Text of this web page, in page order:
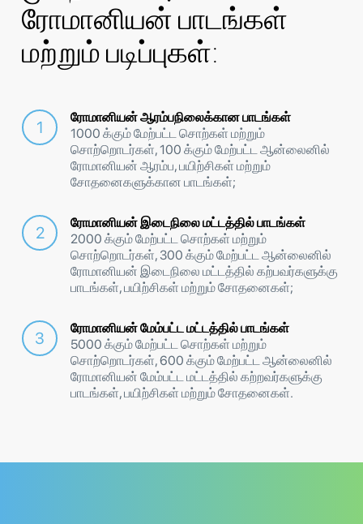
ரோமானியன் பாடங்கள்
மற்றும் படிப்புகள்:
ரோமானியன் ஆரம்பநிலைக்கான பாடங்கள்
1000 க்கும் மேற்பட்ட சொற்கள் மற்றும்
சொற்றொடர்கள், 100 க்கும் மேற்பட்ட ஆன்லைனில்
ரோமானியன் ஆரம்ப, பயிற்சிகள் மற்றும்
சோதனைகளுக்கான பாடங்கள்;
ரோமானியன் இடைநிலை மட்டத்தில் பாடங்கள்
2000 க்கும் மேற்பட்ட சொற்கள் மற்றும்
சொற்றொடர்கள், 300 க்கும் மேற்பட்ட ஆன்லைனில்
ரோமானியன் இடைநிலை மட்டத்தில் கற்பவர்களுக்கு
பாடங்கள், பயிற்சிகள் மற்றும் சோதனைகள்;
ரோமானியன் மேம்பட்ட மட்டத்தில் பாடங்கள்
5000 க்கும் மேற்பட்ட சொற்கள் மற்றும்
சொற்றொடர்கள், 600 க்கும் மேற்பட்ட ஆன்லைனில்
ரோமானியன் மேம்பட்ட மட்டத்தில் கற்றவர்களுக்கு
பாடங்கள், பயிற்சிகள் மற்றும் சோதனைகள்.